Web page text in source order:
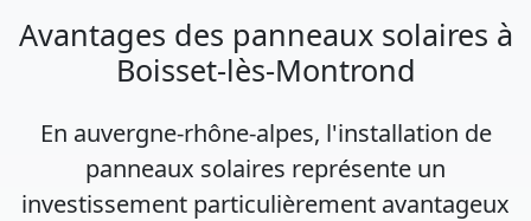
Avantages des panneaux solaires à
Boisset-lès-Montrond
En auvergne-rhône-alpes, l'installation de
panneaux solaires représente un
investissement particulièrement avantageux